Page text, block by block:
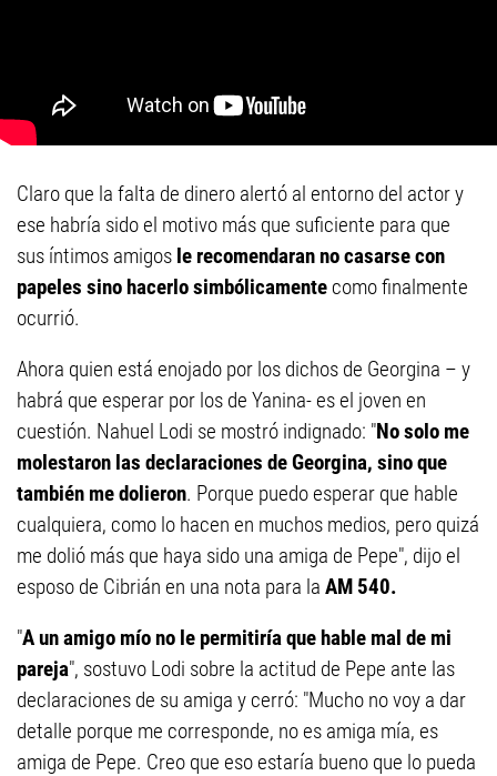
Claro que la falta de dinero alertó al entorno del actor y
ese habría sido el motivo más que suficiente para que
sus íntimos amigos le recomendaran no casarse con
papeles sino hacerlo simbólicamente como finalmente
ocurrió.
Ahora quien está enojado por los dichos de Georgina – y
habrá que esperar por los de Yanina- es el joven en
cuestión. Nahuel Lodi se mostró indignado: "No solo me
molestaron las declaraciones de Georgina, sino que
también me dolieron. Porque puedo esperar que hable
cualquiera, como lo hacen en muchos medios, pero quizá
me dolió más que haya sido una amiga de Pepe", dijo el
esposo de Cibrián en una nota para la AM 540.
"A un amigo mío no le permitiría que hable mal de mi
pareja", sostuvo Lodi sobre la actitud de Pepe ante las
declaraciones de su amiga y cerró: "Mucho no voy a dar
detalle porque me corresponde, no es amiga mía, es
amiga de Pepe. Creo que eso estaría bueno que lo pueda